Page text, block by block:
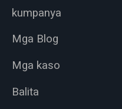
kumpanya
Mga Blog
Mga kaso
Balita